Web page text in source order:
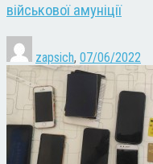
військової амуніції
zapsich, 07/06/2022